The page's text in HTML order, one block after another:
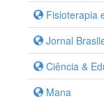
Fisioterapia
Jornal
Ciência &
Mana